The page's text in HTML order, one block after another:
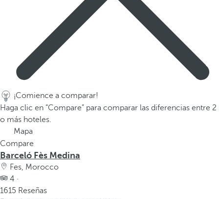
r
a
l
p
r
i
m
e
¡Comience a comparar!
Haga clic en “Compare” para comparar las diferencias entre 2
o más hoteles.
Mapa
Compare
Barceló Fès Medina
Fes, Morocco
4 ·
1615 Reseñas